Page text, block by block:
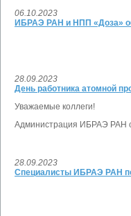
06.10.2023
ИБРАЭ РАН и НПП «Доза»
28.09.2023
День работника атомной
Уважаемые коллеги!
Администрация ИБРАЭ РАН
28.09.2023
Специалисты ИБРАЭ РАН